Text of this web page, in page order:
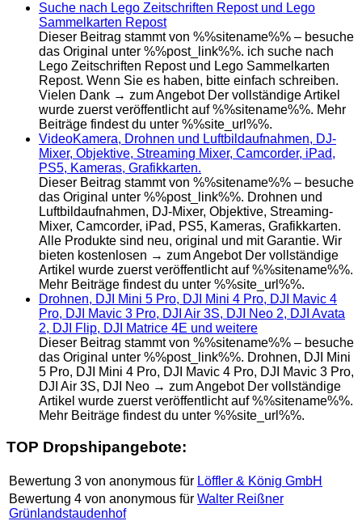
Suche nach Lego Zeitschriften Repost und Lego
Sammelkarten Repost
Dieser Beitrag stammt von %%sitename%% – besuche
das Original unter %%post_link%%. ich suche nach
Lego Zeitschriften Repost und Lego Sammelkarten
Repost. Wenn Sie es haben, bitte einfach schreiben.
Vielen Dank → zum Angebot Der vollständige Artikel
wurde zuerst veröffentlicht auf %%sitename%%. Mehr
Beiträge findest du unter %%site_url%%.
VideoKamera, Drohnen und Luftbildaufnahmen, DJ-
Mixer, Objektive, Streaming Mixer, Camcorder, iPad,
PS5, Kameras, Grafikkarten.
Dieser Beitrag stammt von %%sitename%% – besuche
das Original unter %%post_link%%. Drohnen und
Luftbildaufnahmen, DJ-Mixer, Objektive, Streaming-
Mixer, Camcorder, iPad, PS5, Kameras, Grafikkarten.
Alle Produkte sind neu, original und mit Garantie. Wir
bieten kostenlosen → zum Angebot Der vollständige
Artikel wurde zuerst veröffentlicht auf %%sitename%%.
Mehr Beiträge findest du unter %%site_url%%.
Drohnen, DJI Mini 5 Pro, DJI Mini 4 Pro, DJI Mavic 4
Pro, DJI Mavic 3 Pro, DJI Air 3S, DJI Neo 2, DJI Avata
2, DJI Flip, DJI Matrice 4E und weitere
Dieser Beitrag stammt von %%sitename%% – besuche
das Original unter %%post_link%%. Drohnen, DJI Mini
5 Pro, DJI Mini 4 Pro, DJI Mavic 4 Pro, DJI Mavic 3 Pro,
DJI Air 3S, DJI Neo → zum Angebot Der vollständige
Artikel wurde zuerst veröffentlicht auf %%sitename%%.
Mehr Beiträge findest du unter %%site_url%%.
TOP Dropshipangebote:
Bewertung 3 von anonymous für Löffler & König GmbH
Bewertung 4 von anonymous für Walter Reißner
Grünlandstaudenhof